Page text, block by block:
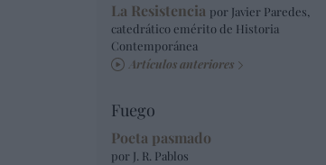
La Resistencia por Javier Paredes,
catedrático emérito de Historia
Contemporánea
Artículos anteriores
Fuego
Poeta pasmado
por J. R. Pablos